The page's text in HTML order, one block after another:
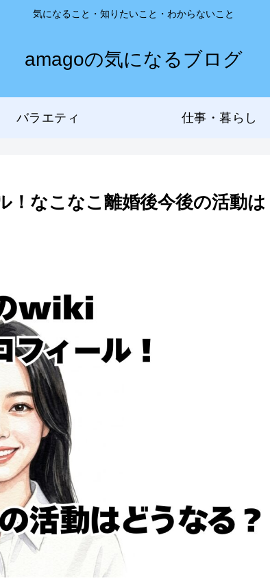
気になること・知りたいこと・わからないこと
amagoの気になるブログ
バラエティ 仕事・暮らし
なこなこ離婚後今後の活動は